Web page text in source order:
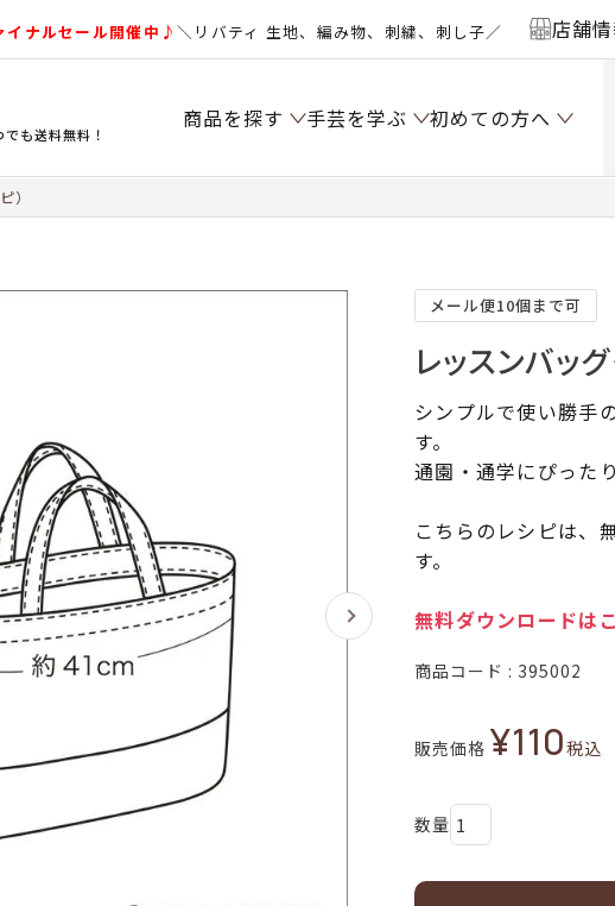
イナルセール開催中♪＼リバティ 生地、編み物、刺繍、刺し子／ 店舗
も送料無料！
商品を探す 手芸を学ぶ 初めての方へ
）
メール便10個まで可
レッスンバッ
シンプルで使い勝手
す。
通園・通学にぴったり
こちらのレシピは、
す。
無料ダウンロードは
商品コード 395002
販売価格 ¥110税込